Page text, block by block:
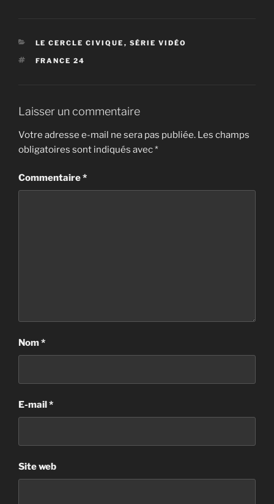
CATÉGORIES
LE CERCLE CIVIQUE , SÉRIE VIDÉO
ÉTIQUETTES
FRANCE 24
Laisser un commentaire
Votre adresse e-mail ne sera pas publiée. Les champs
obligatoires sont indiqués avec*
Commentaire*
Nom*
E-mail*
Site web